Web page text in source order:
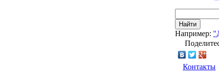
Найти
Например:
Контакты